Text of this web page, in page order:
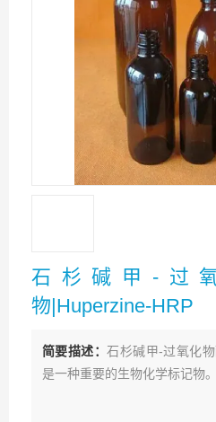
石杉碱甲-过
物|Huperzine-HRP
简要描述：石杉碱甲-过氧化
是一种重要的生物化学标记物。